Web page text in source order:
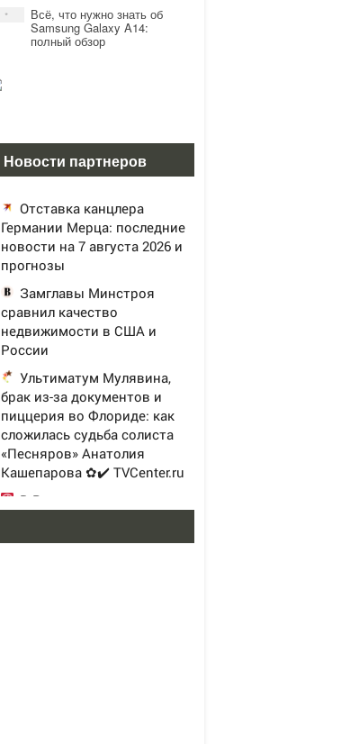
* Всё, что нужно знать об
Samsung Galaxy A14:
полный обзор
Новости партнеров
Отставка канцлера
Германии Мерца: последние
новости на 7 августа 2026 и
прогнозы
Замглавы Минстроя
сравнил качество
недвижимости в США и
России
Ультиматум Мулявина,
брак из-за документов и
пиццерия во Флориде: как
сложилась судьба солиста
«Песняров» Анатолия
Кашепарова ✿✔️ TVCenter.ru
В России сильно просел
«Это не желание народа»: в